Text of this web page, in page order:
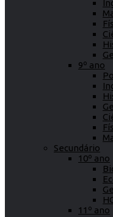
9º ano
Secundário
10º ano
11º ano